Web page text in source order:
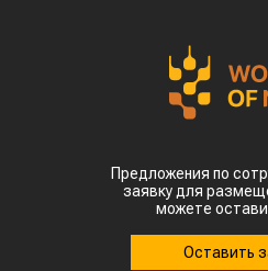
Предложения по
заявку для
можете
Оставить